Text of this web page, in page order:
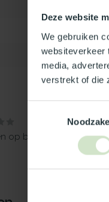
Deze website
We gebruiken
websiteverkeer
media,
verstrekt of die
op basis van